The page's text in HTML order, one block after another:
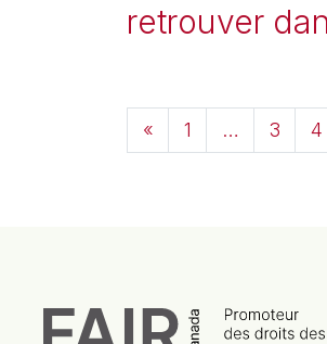
retrouver
Navigation
« 1 … 3 4